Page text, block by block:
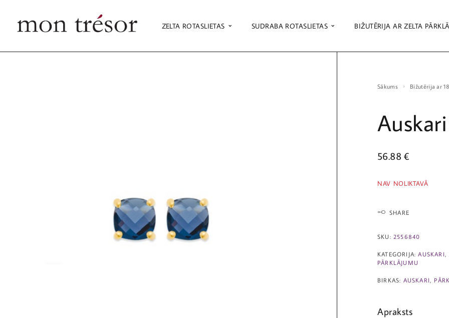
ZELTA ROTASLIETAS SUDRABA ROTASLIETAS BIŽUTĒRIJA AR ZELTA
Sākums Bižutērija ar
Auskari
56.88€
NAV NOLIKTAVĀ
SHARE
SKU: 2556840
KATEGORIJA:AUSKARI ,
PĀRKLĀJUMU
BIRKAS: AUSKARI
Apraksts